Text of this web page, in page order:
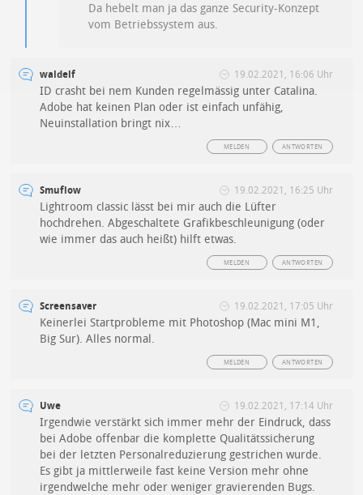
Da hebelt man ja das ganze Security-Konzept
vom Betriebssystem aus.
waldelf 19.02.2021, 16:06 Uhr
ID crasht bei nem Kunden regelmässig unter Catalina.
Adobe hat keinen Plan oder ist einfach unfähig,
Neuinstallation bringt nix…
ANTWORTEN
MELDEN
Smuflow 19.02.2021, 16:25 Uhr
Lightroom classic lässt bei mir auch die Lüfter
hochdrehen. Abgeschaltete Grafikbeschleunigung (oder
wie immer das auch heißt) hilft etwas.
ANTWORTEN
MELDEN
Screensaver 19.02.2021, 17:05 Uhr
Keinerlei Startprobleme mit Photoshop (Mac mini M1,
Big Sur). Alles normal.
ANTWORTEN
MELDEN
Uwe 19.02.2021, 17:14 Uhr
Irgendwie verstärkt sich immer mehr der Eindruck, dass
bei Adobe offenbar die komplette Qualitätssicherung
bei der letzten Personalreduzierung gestrichen wurde.
Es gibt ja mittlerweile fast keine Version mehr ohne
irgendwelche mehr oder weniger gravierenden Bugs.